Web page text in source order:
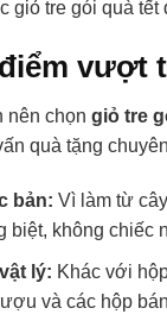
giỏ tre gói quà tết
vượt
nên chọn giỏ tre
quà tặng
bản: Vì làm từ
biệt, không chiếc
lý: Khác với
và các hộp